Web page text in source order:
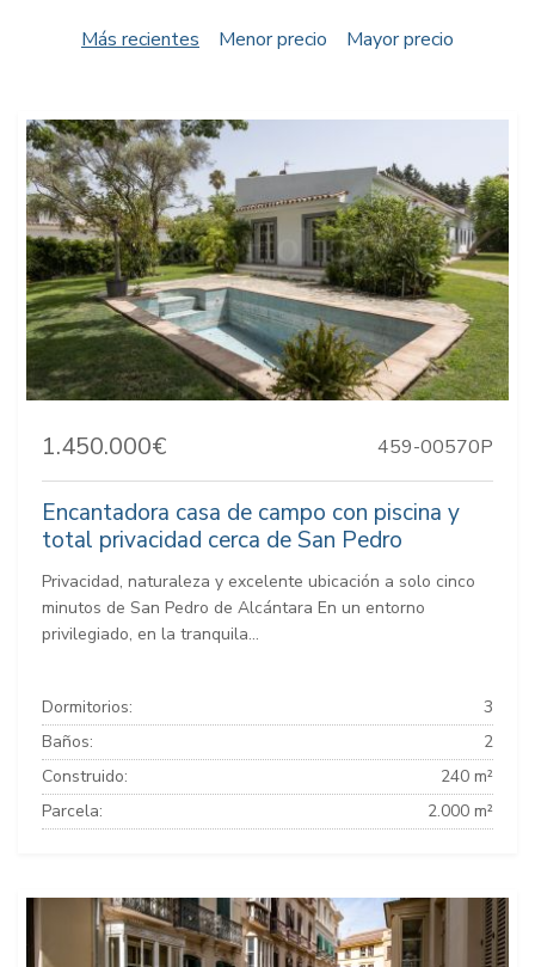
Más recientes Menor precio Mayor precio
1.450.000€ 459-00570P
Encantadora casa de campo con piscina y
total privacidad cerca de San Pedro
Privacidad, naturaleza y excelente ubicación a solo cinco
minutos de San Pedro de Alcántara En un entorno
privilegiado, en la tranquila...
Dormitorios:
3
Baños:
2
Construido:
240 m²
Parcela:
2.000 m²